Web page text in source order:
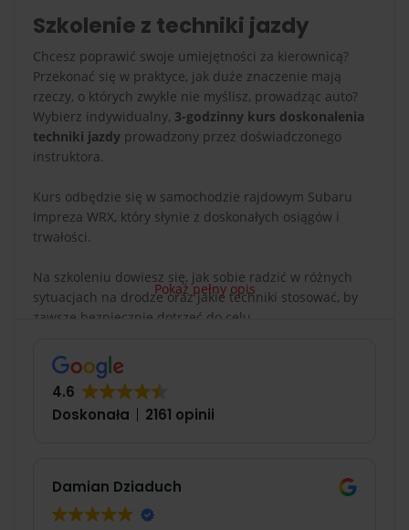
Szkolenie z techniki jazdy
Chcesz poprawić swoje umiejętności za kierownicą?
Przekonać się w praktyce, jak duże znaczenie mają
rzeczy, o których zwykle nie myślisz, prowadząc auto?
Wybierz indywidualny, 3-godzinny kurs doskonalenia
techniki jazdy prowadzony przez doświadczonego
instruktora.
Kurs odbędzie się w samochodzie rajdowym Subaru
Impreza WRX, który słynie z doskonałych osiągów i
trwałości.
Na szkoleniu dowiesz się, jak sobie radzić w różnych
sytuacjach na drodze oraz jakie techniki stosować, by
zawsze bezpiecznie dotrzeć do celu.
Przebieg kursu doskonalenia
techniki jazdy
jak należy ustawić fotel, kierownicę, lusterka i
pasy bezpieczeństwa, aby zapewnić maksymalny
Pokaż pełny opis
4.6
Doskonała
2161 opinii
Damian Dziaduch